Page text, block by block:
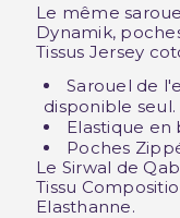
Le même
Dynamik,
Tissus Jersey
Sarouel de
disponible seul.
Elastique en
Poches
Le Sirwal de
Tissu
Elasthanne.